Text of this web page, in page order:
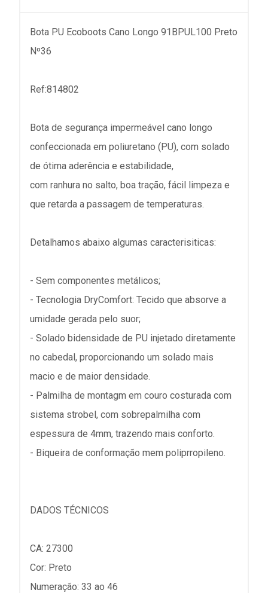
Bota PU Ecoboots Cano Longo 91BPUL100 Preto
Nº36
Ref:814802
Bota de segurança impermeável cano longo
confeccionada em poliuretano (PU), com solado
de ótima aderência e estabilidade,
com ranhura no salto, boa tração, fácil limpeza e
que retarda a passagem de temperaturas.
Detalhamos abaixo algumas caracterisiticas:
- Sem componentes metálicos;
- Tecnologia DryComfort: Tecido que absorve a
umidade gerada pelo suor;
- Solado bidensidade de PU injetado diretamente
no cabedal, proporcionando um solado mais
macio e de maior densidade.
- Palmilha de montagm em couro costurada com
sistema strobel, com sobrepalmilha com
espessura de 4mm, trazendo mais conforto.
- Biqueira de conformação mem poliprropileno.
DADOS TÉCNICOS
CA: 27300
Cor: Preto
Numeração: 33 ao 46